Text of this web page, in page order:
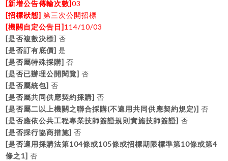
[新增公告傳輸次數]03
[招標狀態] 第三次公開招標
[機關自定公告日 ]114/10/03
[是否複數決標] 否
[是否訂有底價] 是
[是否屬特殊採購] 否
[是否已辦理公開閱覽] 否
[是否屬統包] 否
[是否屬共同供應契約採購] 否
[是否屬二以上機關之聯合採購(不適用共同供應契約規定)] 否
[是否應依公共工程專業技師簽證規則實施技師簽證] 否
[是否採行協商措施] 否
[是否適用採購法第104條或105條或招標期限標準第10條或第4
條之 1] 否